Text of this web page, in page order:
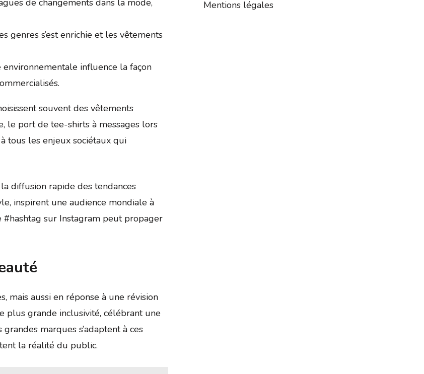
genres s’est enrichie et les vêtements
environnementale influence la façon
souvent des vêtements
le port de tee-shirts à messages lors
tous les enjeux sociétaux qui
diffusion rapide des tendances
inspirent une audience mondiale à
#hashtag sur Instagram peut propager
mais aussi en réponse à une révision
plus grande inclusivité, célébrant une
marques s’adaptent à ces
la réalité du public.
Mentions légales